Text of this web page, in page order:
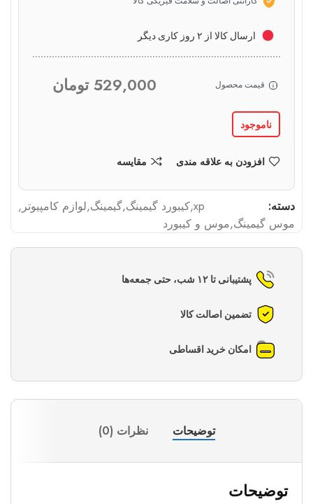
ارسال کالا از ۲ روز کاری دیگر
قیمت محصول 529,000 تومان
ناموجود
افزودن به علاقه مندی مقایسه
دسته: xp
,کیبورد گیمینگ,گیمینگ,لوازم کامپیوتر ,
موس گیمینگ,موس و کیبورد
پشتیبانی تا ۱۲ شب، حتی جمعه‌ها
تضمین اصالت کالا
امکان خرید اقساطی
توضیحات نظرات (0)
توضیحات